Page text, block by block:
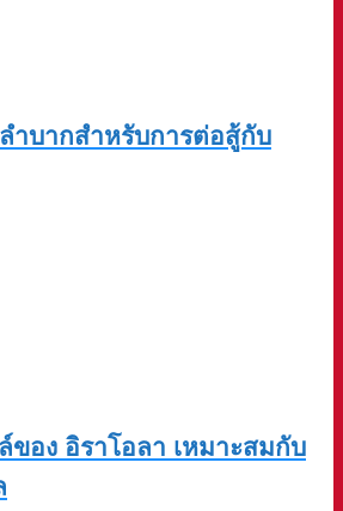
ำบากสำหรับการต่อสู้กับ
อง อิราโอลา เหมาะสมกับ